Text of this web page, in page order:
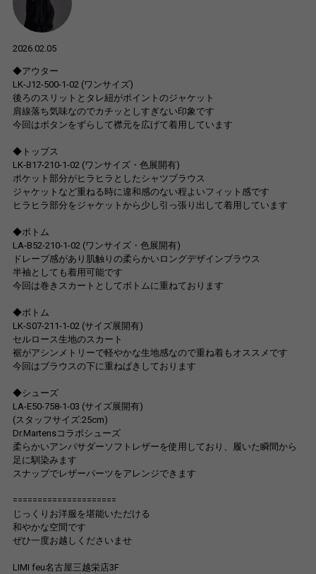
2026.02.05
◆アウター
LK-J12-500-1-02 (ワンサイズ)
後ろのスリットとタレ紐がポイントのジャケット
肩線落ち気味なのでカチッとしすぎない印象です
今回はボタンをずらして襟元を広げて着用しています
◆トップス
LK-B17-210-1-02 (ワンサイズ・色展開有)
ポケット部分がヒラヒラとしたシャツブラウス
ジャケットなど重ねる時に違和感のない程よいフィット感です
ヒラヒラ部分をジャケットから少し引っ張り出して着用しています
◆ボトム
LA-B52-210-1-02 (ワンサイズ・色展開有)
ドレープ感があり肌触りの柔らかいロングデザインブラウス
半袖としても着用可能です
今回は巻きスカートとしてボトムに重ねております
◆ボトム
LK-S07-211-1-02 (サイズ展開有)
セルロース生地のスカート
裾がアシンメトリーで軽やかな生地感なので重ね着もオススメです
今回はブラウスの下に重ねばきしております
◆シューズ
LA-E50-758-1-03 (サイズ展開有)
(スタッフサイズ:25cm)
Dr.Martensコラボシューズ
柔らかいアンバサダーソフトレザーを使用しており、履いた瞬間から
足に馴染みます
スナップでレザーパーツをアレンジできます
=====================
じっくりお洋服を堪能いただける
和やかな空間です
ぜひ一度お越しくださいませ
LIMI feu名古屋三越栄店3F